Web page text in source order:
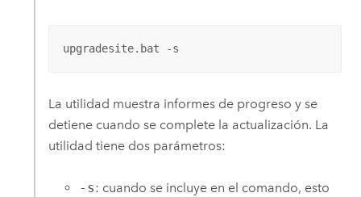
upgradesite.bat -s
La utilidad muestra informes de progreso y se
detiene cuando se complete la actualización. La
utilidad tiene dos parámetros:
-s: cuando se incluye en el comando, esto